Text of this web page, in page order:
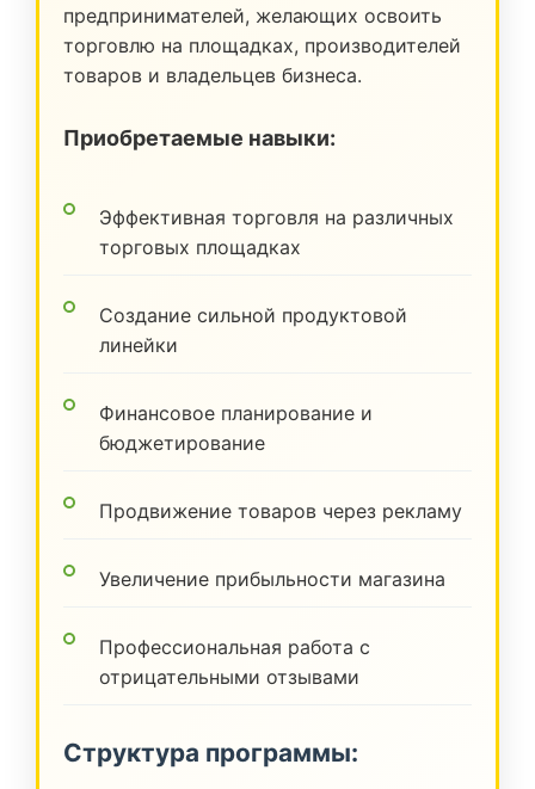
предпринимателей, желающих освоить
торговлю на площадках, производителей
товаров и владельцев бизнеса.
Приобретаемые навыки:
Эффективная торговля на различных
торговых площадках
Создание сильной продуктовой
линейки
Финансовое планирование и
бюджетирование
Продвижение товаров через рекламу
Увеличение прибыльности магазина
Профессиональная работа с
отрицательными отзывами
Структура программы: